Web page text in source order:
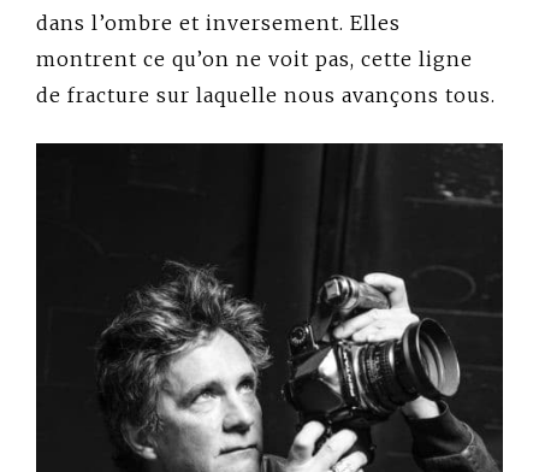
dans l’ombre et inversement. Elles
montrent ce qu’on ne voit pas, cette ligne
de fracture sur laquelle nous avançons tous.